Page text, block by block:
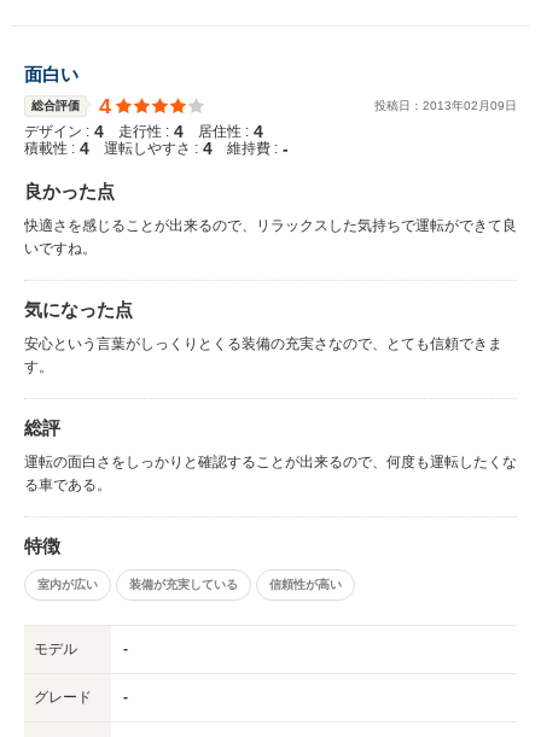
面白い
総合評価 4 投稿日： 2013年02 月09日
デザイン : 4 走行性 : 4 居住性 : 4
積載性 : 4 運転しやすさ : 4 維持費 : -
良かった点
快適さを感じることが出来るので、リラックスした気持ちで運転ができて良
いですね。
気になった点
安心という言葉がしっくりとくる装備の充実さなので、とても信頼できま
す。
総評
運転の面白さをしっかりと確認することが出来るので、何度も運転したくな
る車である。
特徴
室内が広い 装備が充実している 信頼性が高い
モデル -
グレード -